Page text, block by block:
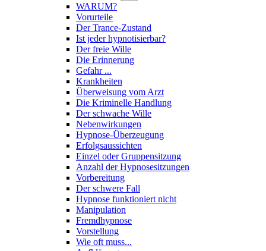
WARUM?
Vorurteile
Der Trance-Zustand
Ist jeder hypnotisierbar?
Der freie Wille
Die Erinnerung
Gefahr ...
Krankheiten
Überweisung vom Arzt
Die Kriminelle Handlung
Der schwache Wille
Nebenwirkungen
Hypnose-Überzeugung
Erfolgsaussichten
Einzel oder Gruppensitzung
Anzahl der Hypnosesitzungen
Vorbereitung
Der schwere Fall
Hypnose funktioniert nicht
Manipulation
Fremdhypnose
Vorstellung
Wie oft muss...